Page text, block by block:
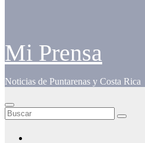
Mi Prensa
Noticias de Puntarenas y Costa Rica